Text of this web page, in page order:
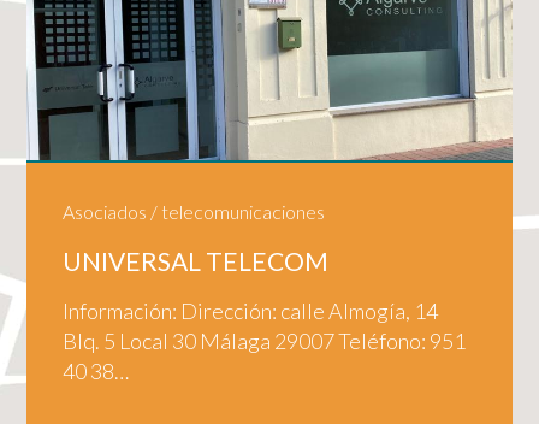
Asociados / telecomunicaciones
UNIVERSAL TELECOM
Información: Dirección: calle Almogía, 14
Blq. 5 Local 30 Málaga 29007 Teléfono: 951
40 38…